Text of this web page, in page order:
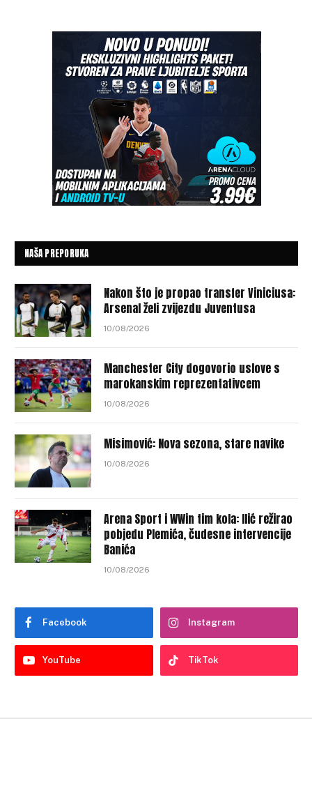
NAŠA PREPORUKA
Nakon što je propao transfer Viniciusa:
Arsenal želi zvijezdu Juventusa
10/08/2026
Manchester City dogovorio uslove s
marokanskim reprezentativcem
10/08/2026
Misimović: Nova sezona, stare navike
10/08/2026
Arena Sport i WWin tim kola: Ilić režirao
pobjedu Plemića, čudesne intervencije
Banića
10/08/2026
Facebook Instagram
YouTube TikTok